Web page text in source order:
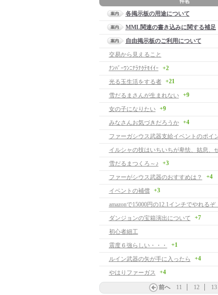
各掲示板の用途について
MML関連の書き込みに関する補足
自由掲示板のご利用について
交易から見えること
ﾅﾝﾊﾞｰﾜﾝﾆﾅﾗﾅｸﾃﾓｲｲｰ
+2
光る玉生活をする者
+21
雪だるまさんが生まれない +9
女の子になりたい +9
みなさんお気づきだろうか +4
イルシャの技はいちいちが卑怯、姑息、
雪だるまつくろ～♪
+3
ファーがシウス武器のおすすめは？ +4
イベントの補償 +3
amazonで15000円の12.1インチでやれるぞ
ダンジョンの宝箱演出について
+7
初心者細工
震度６強らしい・・・
+1
ルイン武器の矢が手に入ったら +4
やはりファーガス +4
前へ 11 12 13